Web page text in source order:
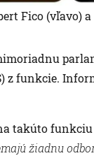
Fico (vľavo)
z funkcie.
takúto funkciu
žiadnu